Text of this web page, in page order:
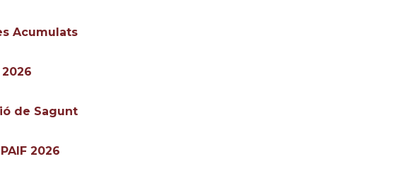
Acumulats
de Sagunt
2026